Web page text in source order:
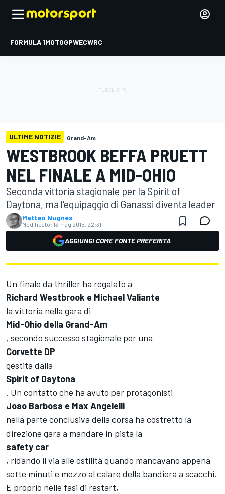
FORMULA 1MOTOGPWECWRC
ULTIME NOTIZIE Grand-Am
WESTBROOK BEFFA PRUETT
NEL FINALE A MID-OHIO
Seconda vittoria stagionale per la Spirit of
Daytona, ma l'equipaggio di Ganassi diventa leader
Matteo Nugnes
Modificato: 13 mag 2015, 22:31
AGGIUNGI COME FONTE PREFERITA
Un finale da thriller ha regalato a
Richard Westbrook e Michael Valiante
la vittoria nella gara di
Mid-Ohio della Grand-Am
, secondo successo stagionale per una
Corvette DP
gestita dalla
Spirit of Daytona
. Un contatto che ha avuto per protagonisti
Joao Barbosa e Max Angelelli
nella parte conclusiva della corsa ha costretto la
direzione gara a mandare in pista la
safety car
, ridando il via alle ostilità quando mancavano appena
sette minuti e mezzo al calare della bandiera a scacchi.
E proprio nelle fasi di restart,